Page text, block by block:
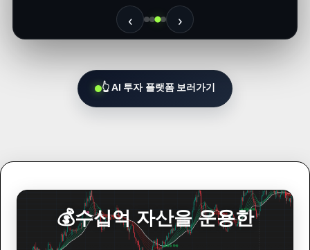
‹ ›
👆 AI 투자 플랫폼 보러가기
💰수십억 자산을 운용한